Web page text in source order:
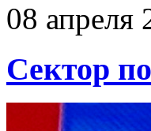
08 апреля
Сектор